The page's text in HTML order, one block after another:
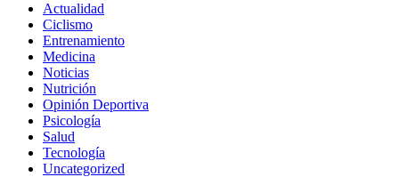
Actualidad
Ciclismo
Entrenamiento
Medicina
Noticias
Nutrición
Opinión Deportiva
Psicología
Salud
Tecnología
Uncategorized